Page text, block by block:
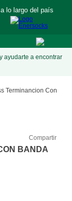
a lo largo del país
ayudarte a encontrar
Terminancion Con
Compartir
BANDA